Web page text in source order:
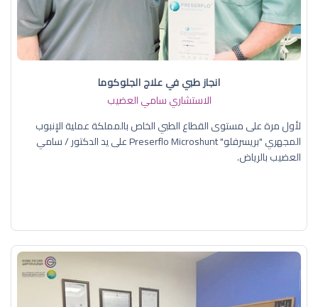
انجاز طبي في علاج الجلوكوما
الاستشاري سامي العضيب
لأول مرة على مستوى القطاع الطبي الخاص بالمملكة عملية الإنبوب
المجهري "بريسرفلو" Preserflo Microshunt على يد الدكتور / سامي
العضيب بالرياض.